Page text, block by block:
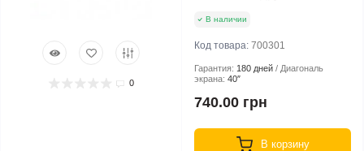
0
В наличии
Код товара: 700301
Гарантия: 180 дней
Диагональ
экрана: 40″
740.00 грн
В корзину